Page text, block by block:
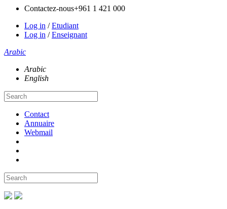
Contactez-nous+961 1 421 000
Log in /Etudiant
Log in /Enseignant
Arabic
Arabic
English
Contact
Annuaire
Webmail